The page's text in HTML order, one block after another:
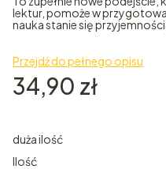
lektur, pomoże w
nauka stanie się
Przejdź do pełnego opisu
Cena
34,90 zł
duża ilość
Ilość